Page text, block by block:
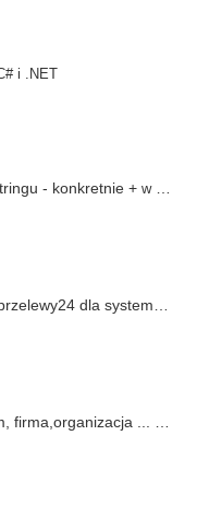
i .NET
- konkretnie + w C# i
dla systemu Nopcommerce
firma,organizacja ...